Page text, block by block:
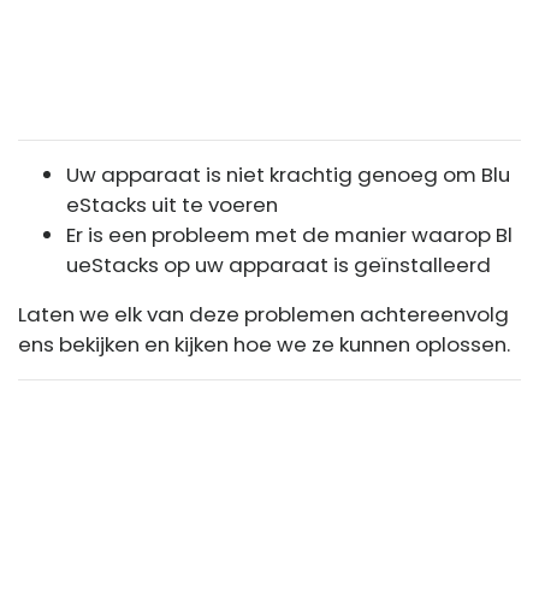
Uw apparaat is niet krachtig genoeg om Blu
eStacks uit te voeren
Er is een probleem met de manier waarop Bl
ueStacks op uw apparaat is geïnstalleerd
Laten we elk van deze problemen achtereenvolg
ens bekijken en kijken hoe we ze kunnen oplossen.